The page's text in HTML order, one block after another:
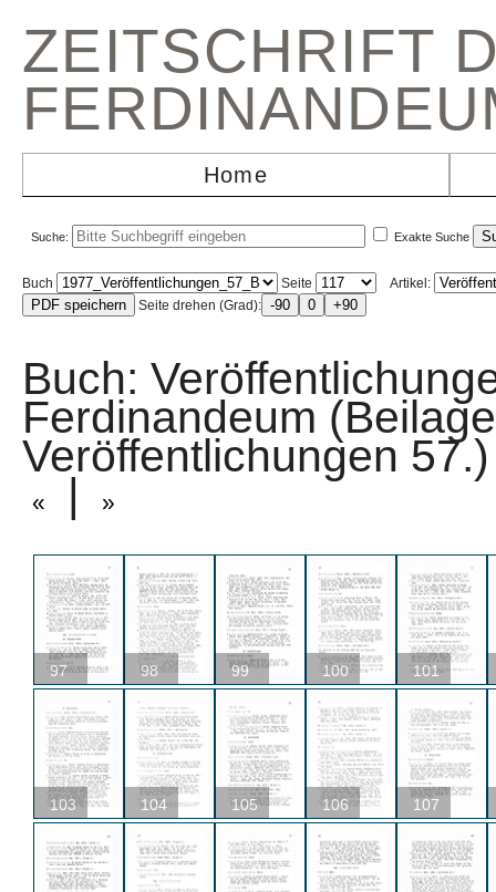
ZEITSCHRIFT
Home
Suche: Exakte Suche
Buch Seite
Artikel:
Seite drehen (Grad):
Buch:
Ferdinandeum
Veröffentlichungen
« | »
97 98 99 100 101
103 104 105 106 107